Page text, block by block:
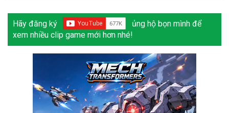
Hãy đăng ký
ủng hộ bọn mình để
xem nhiều clip game mới hơn nhé!